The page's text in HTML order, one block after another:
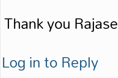
Thank you
Log in to Reply